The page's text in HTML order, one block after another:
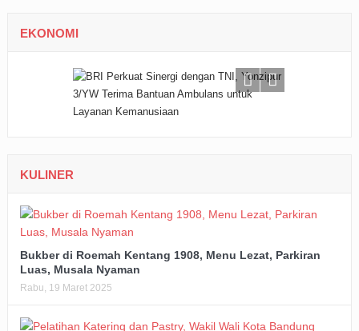
EKONOMI
KULINER
Bukber di Roemah Kentang 1908, Menu Lezat, Parkiran
Luas, Musala Nyaman
Rabu, 19 Maret 2025